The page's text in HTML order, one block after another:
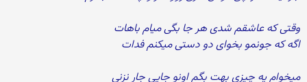
وقتی که عاشقم شدی هر جا بگی میام باهات
اگه که جونمو بخوای دو دستی میکنم فدات
میخوام یه چیزی بهت بگم اونو جایی جار نزنی